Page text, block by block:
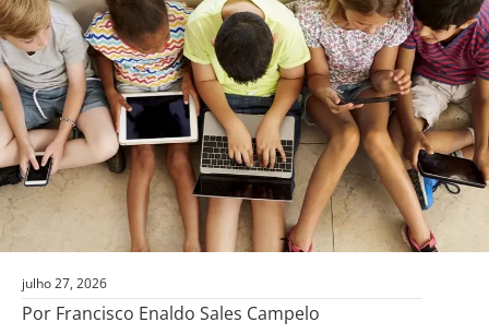
julho 27, 2026
Por Francisco Enaldo Sales Campelo